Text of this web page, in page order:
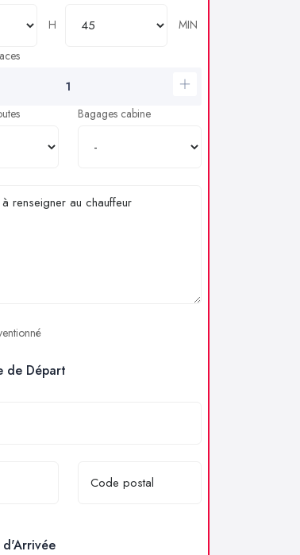
H
MIN
Bagages cabine
de Départ
d'Arrivée